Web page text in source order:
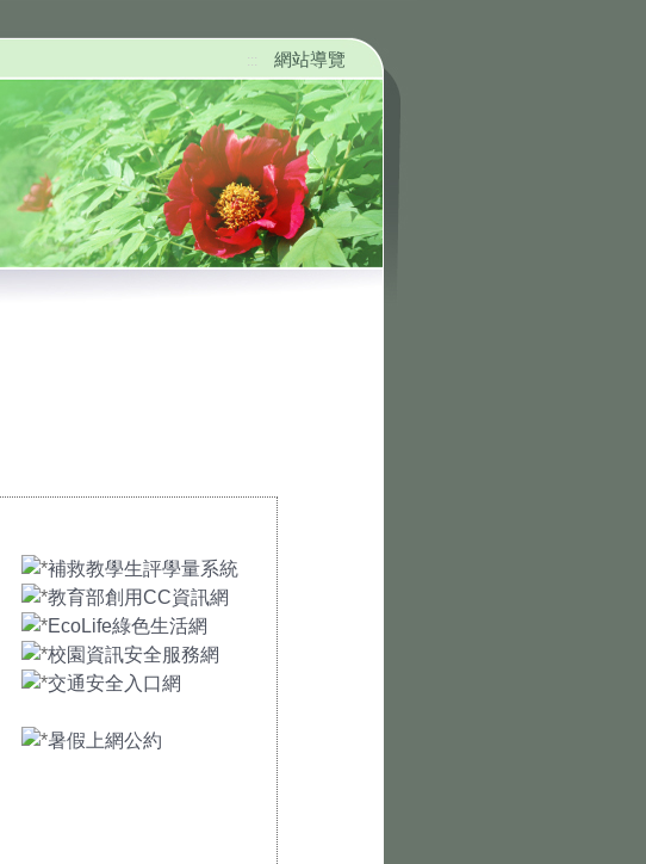
::: 網站導覽
補救教學生評學量系統
教育部創用CC資訊網
EcoLife綠色生活網
校園資訊安全服務網
交通安全入口網
暑假上網公約